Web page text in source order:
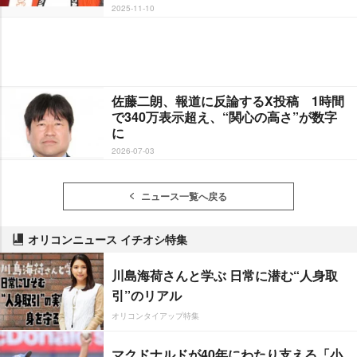
2025-11-10
佐藤二朗、報道に反論するX投稿 1時間
で340万表示超え、“関心の高さ”が数字
に
2026-07-03
ニュース一覧へ戻る
オリコンニュース イチオシ特集
川島海荷さんと学ぶ 日常に潜む“人身取
引”のリアル
オリコンタイアップ特集